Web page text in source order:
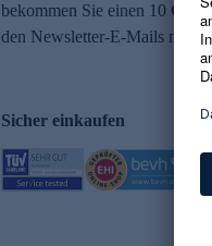
bekommen Sie einen 10 €
den Newsletter-E-Mails
Sicher einkaufen